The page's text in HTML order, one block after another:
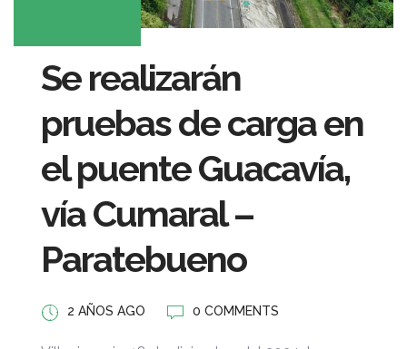
Se realizarán
pruebas de carga en
el puente Guacavía,
vía Cumaral –
Paratebueno
2 AÑOS AGO 0 COMMENTS